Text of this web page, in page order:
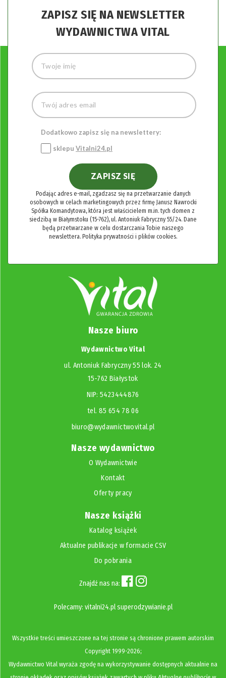
ZAPISZ SIĘ NA NEWSLETTER
WYDAWNICTWA VITAL
Dodatkowo zapisz się na newslettery:
sklepu Vitalni24.pl
ZAPISZ SIĘ
Podając adres e-mail, zgadzasz się na przetwarzanie danych
osobowych w celach marketingowych przez firmę Janusz Nawrocki
Spółka Komandytowa, która jest właścicielem m.in. tych domen z
siedzibą w Białymstoku (15-762), ul. Antoniuk Fabryczny 55/24. Dane
będą przetwarzane w celu dostarczania Tobie naszego
newslettera. Polityka prywatności i plików cookies.
Nasze biuro
Wydawnictwo Vital
ul. Antoniuk Fabryczny 55 lok. 24
15-762 Białystok
NIP: 5423444876
tel. 85 654 78 06
biuro@wydawnictwovital.pl
Nasze wydawnictwo
O Wydawnictwie
Kontakt
Oferty pracy
Nasze książki
Katalog książek
Aktualne publikacje w formacie CSV
Do pobrania
Znajdź nas na:
Polecamy: vitalni24.pl superodzywianie.pl
Wszystkie treści umieszczone na tej stronie są chronione prawem autorskim
Copyright1999-2026;
Wydawnictwo Vital wyraża zgodę na wykorzystywanie dostępnych aktualnie na